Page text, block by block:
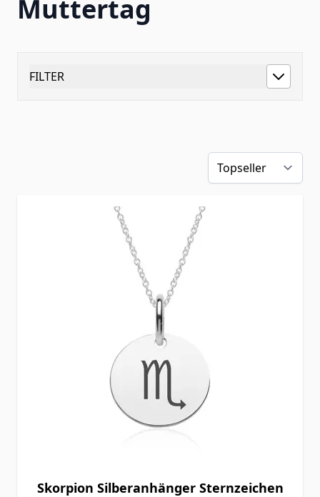
Muttertag
FILTER
Skorpion Silberanhänger Sternzeichen